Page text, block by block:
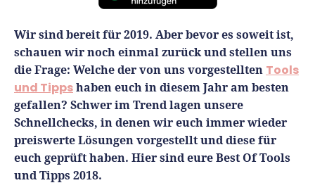
Finanzplan erstellen
Top 15 Franchise
Die besten Gründerkredite
Gründerwettbewerbe finden
Unternehmen anmelden
Schutzrechte anmelden
Kleingewerbe anmelden
Unsere Gründungspakete
Kunden gewinnen
Website erstellen
Rechnung schreiben
Buchhaltung erledigen
Online-Kredit anfragen
Kassensystem
Fördermittel
Gründungszuschuss
Kredit für Existenzgründer
Business Angels
Zuschüsse
Kontokorrenkredit
Tools
Businessplan-Software
Business Model Canvas
Gründertest
Angebote
Unsere Gründungspakete
Wir sind bereit für 2019. Aber bevor es soweit ist,
schauen wir noch einmal zurück und stellen uns
die Frage: Welche der von uns vorgestellten Tools
und Tippshaben euch in diesem Jahr am besten
gefallen? Schwer im Trend lagen unsere
Schnellchecks, in denen wir euch immer wieder
preiswerte Lösungen vorgestellt und diese für
euch geprüft haben. Hier sind eure Best Of Tools
und Tipps 2018.